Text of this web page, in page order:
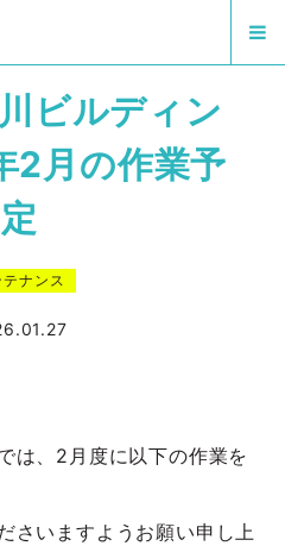
ビルディン
2月の作業予
定
テナンス
は、2月度に以下の作業を
さいますようお願い申し上